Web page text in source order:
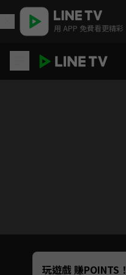
用 APP 免費看更精彩
Unmute
如有不便請見諒
玩遊戲 賺POINTS！